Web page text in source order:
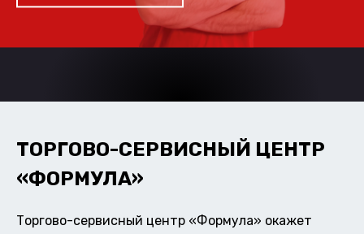
ТОРГОВО-СЕРВИСНЫЙ ЦЕНТР
«ФОРМУЛА»
Торгово-сервисный центр «Формула» окажет